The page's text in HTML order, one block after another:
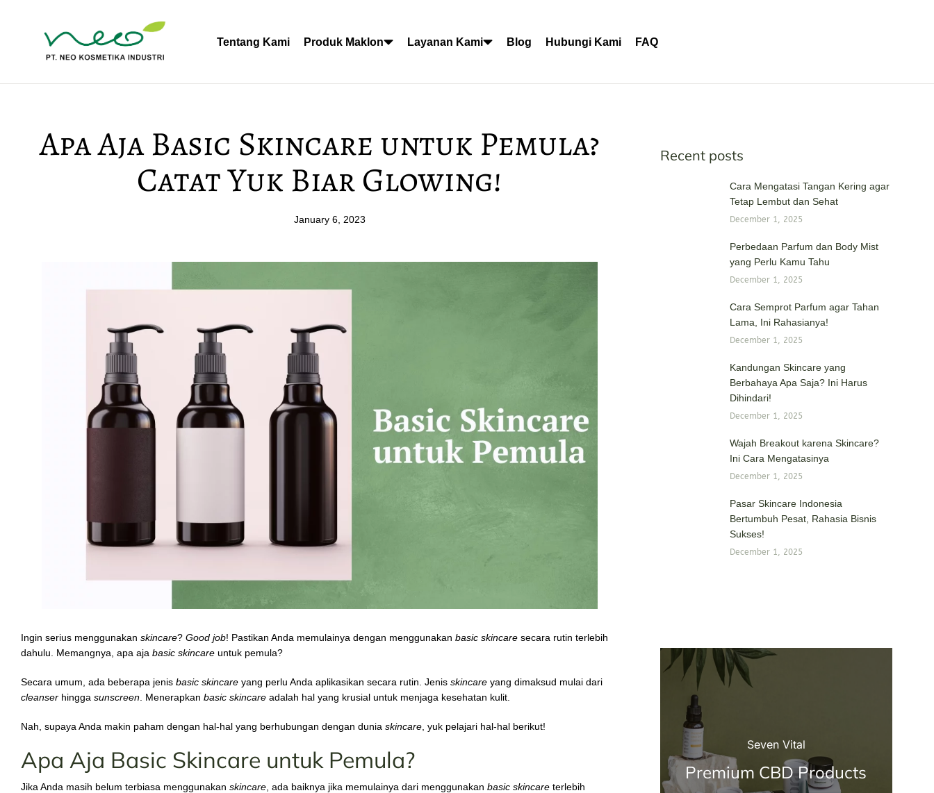
Tentang Kami Produk Maklon Layanan Kami Blog Hubungi Kami FAQ
Apa Aja Basic Skincare untuk Pemula?
Catat Yuk Biar Glowing!
January 6, 2023
Ingin serius menggunakan skincare? Good job! Pastikan Anda memulainya dengan menggunakan basic skincare secara rutin terlebih
dahulu. Memangnya, apa aja basic skincare untuk pemula?
Secara umum, ada beberapa jenis basic skincare yang perlu Anda aplikasikan secara rutin. Jenis skincare yang dimaksud mulai dari
cleanser hingga sunscreen . Menerapkan basic skincare adalah hal yang krusial untuk menjaga kesehatan kulit.
Nah, supaya Anda makin paham dengan hal-hal yang berhubungan dengan dunia skincare , yuk pelajari hal-hal berikut!
Apa Aja Basic Skincare untuk Pemula?
Jika Anda masih belum terbiasa menggunakan skincare , ada baiknya jika memulainya dari menggunakan basic skincare terlebih
Recent posts
Cara Mengatasi Tangan Kering agar
Tetap Lembut dan Sehat
December 1, 2025
Perbedaan Parfum dan Body Mist
yang Perlu Kamu Tahu
December 1, 2025
Cara Semprot Parfum agar Tahan
Lama, Ini Rahasianya!
December 1, 2025
Kandungan Skincare yang
Berbahaya Apa Saja? Ini Harus
Dihindari!
December 1, 2025
Wajah Breakout karena Skincare?
Ini Cara Mengatasinya
December 1, 2025
Pasar Skincare Indonesia
Bertumbuh Pesat, Rahasia Bisnis
Sukses!
December 1, 2025
Seven Vital
Premium CBD Products